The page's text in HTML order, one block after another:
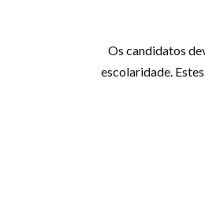
Os candidatos
escolaridade.